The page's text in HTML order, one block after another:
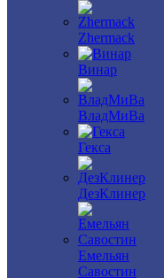
Zhermack
Винар
ВладМиВа
Гекса
ДезКлинер
Емельян
Савостин